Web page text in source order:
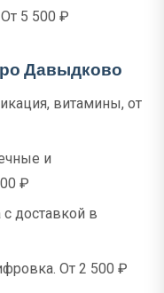
От 5 500 ₽
Давыдково
витамины, от
и
₽
доставкой в
От 2 500 ₽